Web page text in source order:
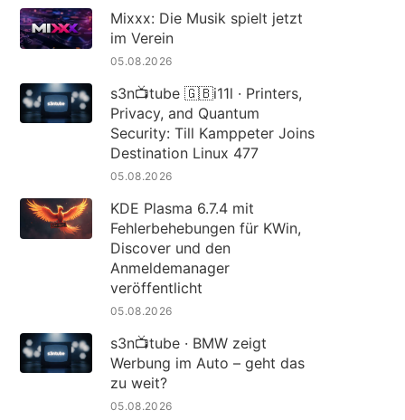
Mixxx: Die Musik spielt jetzt
im Verein
05.08.2026
s3n📺tube 🇬🇧i11l · Printers,
Privacy, and Quantum
Security: Till Kamppeter Joins
Destination Linux 477
05.08.2026
KDE Plasma 6.7.4 mit
Fehlerbehebungen für KWin,
Discover und den
Anmeldemanager
veröffentlicht
05.08.2026
s3n📺tube · BMW zeigt
Werbung im Auto – geht das
zu weit?
05.08.2026